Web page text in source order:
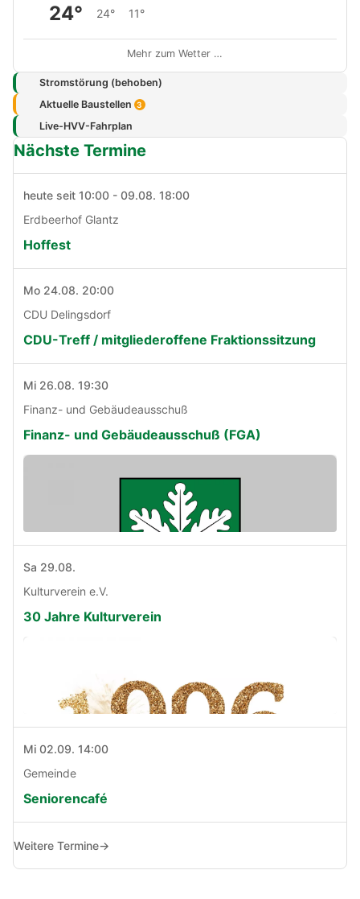
24° 24° 11°
Mehr zum Wetter …
Stromstörung (behoben)
Aktuelle Baustellen 3
Live-HVV-Fahrplan
Nächste Termine
heute seit 10:00 - 09.08. 18:00
Erdbeerhof Glantz
Hoffest
Mo 24.08. 20:00
CDU Delingsdorf
CDU-Treff / mitgliederoffene Fraktionssitzung
Mi 26.08. 19:30
Finanz- und Gebäudeausschuß
Finanz- und Gebäudeausschuß (FGA)
Sa 29.08.
Kulturverein e.V.
30 Jahre Kulturverein
Mi 02.09. 14:00
Gemeinde
Seniorencafé
Weitere Termine→